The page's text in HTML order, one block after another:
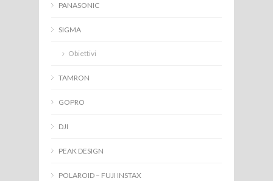
PANASONIC
SIGMA
Obiettivi
TAMRON
GOPRO
DJI
PEAK DESIGN
POLAROID – FUJI INSTAX